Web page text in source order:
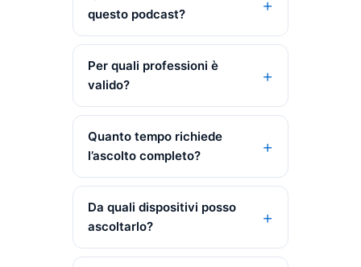
questo podcast?
Per quali professioni è
valido?
Quanto tempo richiede
l’ascolto completo?
Da quali dispositivi posso
ascoltarlo?